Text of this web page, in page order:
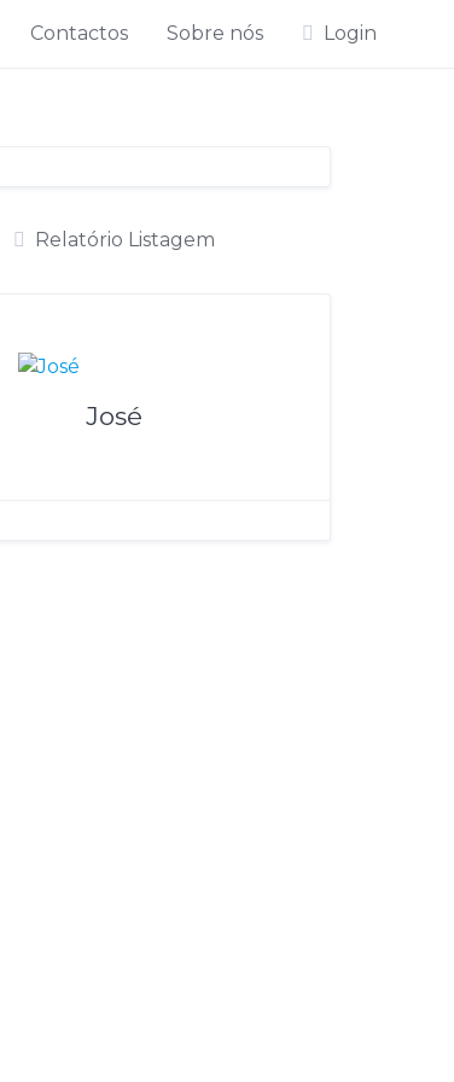
Contactos Sobre nós Login
Relatório Listagem
José